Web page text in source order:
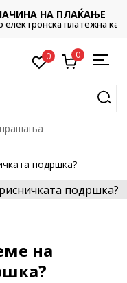
ПЛАЌАЊЕ
платежна картичка.
0 0
прашања
подршка?
на